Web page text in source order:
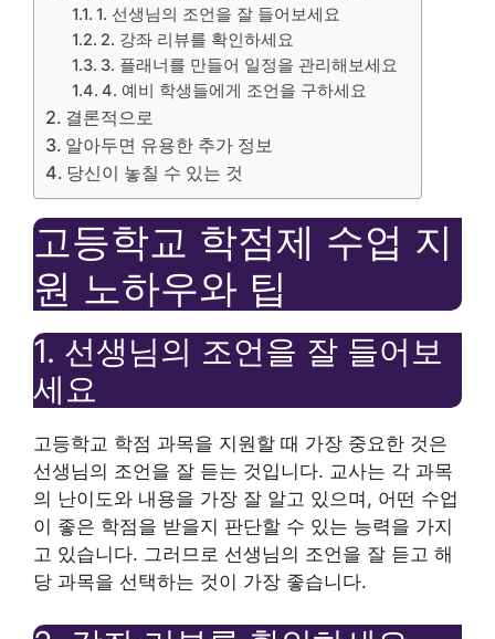
1. 선생님의 조언을 잘 들어보세요
2. 강좌 리뷰를 확인하세요
3. 플래너를 만들어 일정을 관리해보세요
4. 예비 학생들에게 조언을 구하세요
결론적으로
알아두면 유용한 추가 정보
당신이 놓칠 수 있는 것
고등학교 학점제 수업 지
원 노하우와 팁
1. 선생님의 조언을 잘 들어보
세요
고등학교 학점 과목을 지원할 때 가장 중요한 것은
선생님의 조언을 잘 듣는 것입니다. 교사는 각 과목
의 난이도와 내용을 가장 잘 알고 있으며, 어떤 수업
이 좋은 학점을 받을지 판단할 수 있는 능력을 가지
고 있습니다. 그러므로 선생님의 조언을 잘 듣고 해
당 과목을 선택하는 것이 가장 좋습니다.